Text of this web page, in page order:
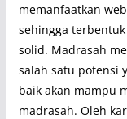
memanfaatkan
sehingga
solid. Madrasah
salah satu potensi
baik akan mampu
madrasah. Oleh